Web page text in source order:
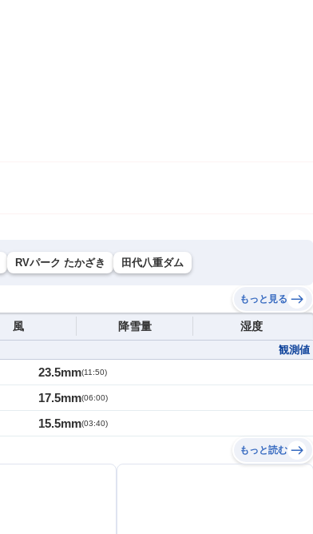
RVパーク たかざき 田代八重ダム
もっと見る
風 降雪量 湿度
観測値
23.5mm(11:50)
17.5mm(06:00)
15.5mm(03:40)
もっと読む